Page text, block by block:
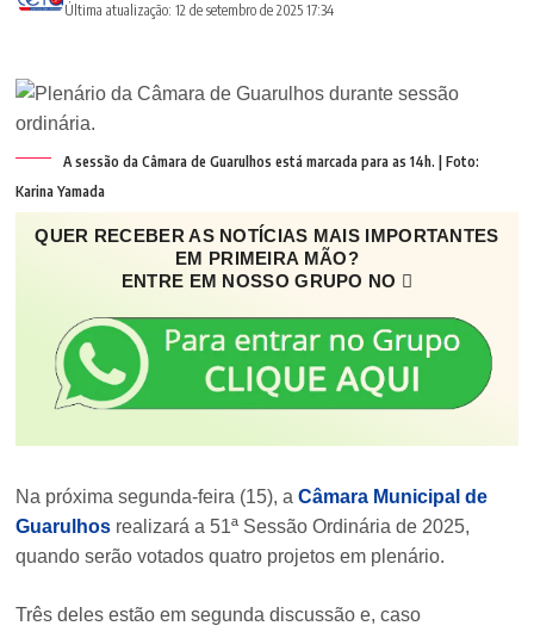
Última atualização: 12 de setembro de 2025 17:34
A sessão da Câmara de Guarulhos está marcada para as 14h. | Foto:
Karina Yamada
QUER RECEBER AS NOTÍCIAS MAIS IMPORTANTES
EM PRIMEIRA MÃO?
ENTRE EM NOSSO GRUPO NO
Na próxima segunda-feira (15), aCâmara Municipal de
Guarulhos realizará a 51ª Sessão Ordinária de 2025,
quando serão votados quatro projetos em plenário.
Três deles estão em segunda discussão e, caso